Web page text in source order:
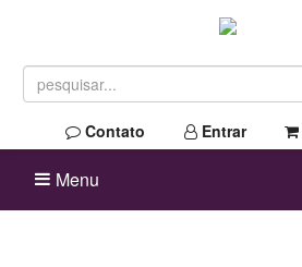
Contato Entrar
Menu